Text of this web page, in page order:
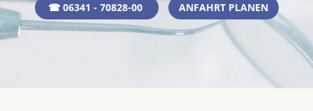
☎ 06341 - 70828-00 ANFAHRT PLANEN